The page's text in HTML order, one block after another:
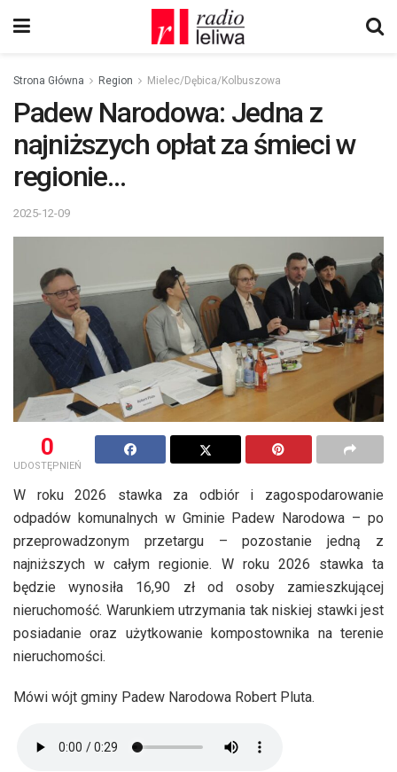
Strona Główna Region Mielec/Dębica/Kolbuszowa
Padew Narodowa: Jedna z
najniższych opłat za śmieci w
regionie…
2025-12-09
0
UDOSTĘPNIEŃ
W roku 2026 stawka za odbiór i zagospodarowanie
odpadów komunalnych w Gminie Padew Narodowa – po
przeprowadzonym przetargu – pozostanie jedną z
najniższych w całym regionie. W roku 2026 stawka ta
będzie wynosiła 16,90 zł od osoby zamieszkującej
nieruchomość. Warunkiem utrzymania tak niskiej stawki jest
posiadanie oraz użytkowanie kompostownika na terenie
nieruchomości.
Mówi wójt gminy Padew Narodowa Robert Pluta.